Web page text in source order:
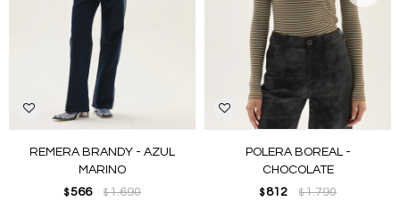
REMERA BRANDY - AZUL
MARINO
$ 566 $1.690
POLERA BOREAL -
CHOCOLATE
$ 812 $1.790